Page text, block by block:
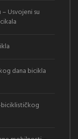
Usvojeni su
dana bicikla